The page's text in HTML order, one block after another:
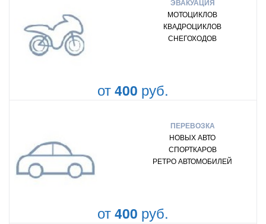
ЭВАКУАЦИЯ
МОТОЦИКЛОВ
КВАДРОЦИКЛОВ
СНЕГОХОДОВ
от400 руб.
ПЕРЕВОЗКА
НОВЫХ АВТО
СПОРТКАРОВ
РЕТРО АВТОМОБИЛЕЙ
от400 руб.